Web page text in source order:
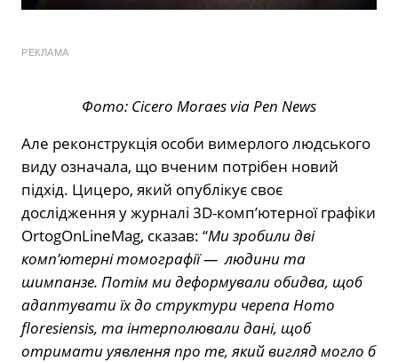
РЕКЛАМА
Фото: Cicero Moraes via Pen News
Але реконструкція особи вимерлого людського
виду означала, що вченим потрібен новий
підхід. Цицеро, який опублікує своє
дослідження у журналі 3D-комп’ютерної графіки
OrtogOnLineMag, сказав: “Ми зробили дві
комп’ютерні томографії — людини та
шимпанзе. Потім ми деформували обидва, щоб
адаптувати їх до структури черепа Homo
floresiensis, та інтерполювали дані, щоб
отримати уявлення про те, який вигляд могло б